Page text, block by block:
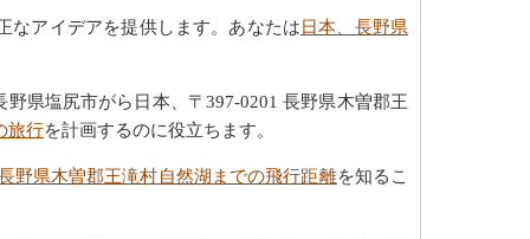
なアイデアを提供します。あなたは日本、長野県
県塩尻市がら日本、〒397-0201 長野県木曽郡王
旅行を計画するのに役立ちます。
野県木曽郡王滝村自然湖までの飛行距離を知るこ